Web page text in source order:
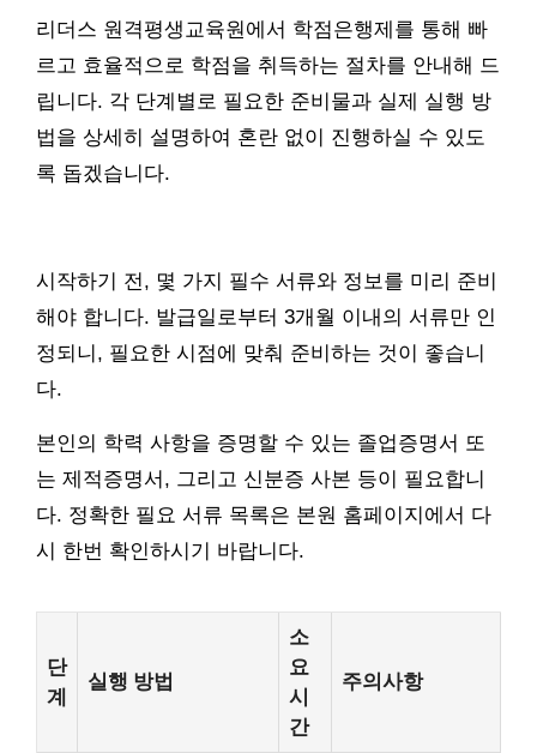
리더스 원격평생교육원에서 학점은행제를 통해 빠
르고 효율적으로 학점을 취득하는 절차를 안내해 드
립니다. 각 단계별로 필요한 준비물과 실제 실행 방
법을 상세히 설명하여 혼란 없이 진행하실 수 있도
록 돕겠습니다.
시작하기 전, 몇 가지 필수 서류와 정보를 미리 준비
해야 합니다. 발급일로부터 3개월 이내의 서류만 인
정되니, 필요한 시점에 맞춰 준비하는 것이 좋습니
다.
본인의 학력 사항을 증명할 수 있는 졸업증명서 또
는 제적증명서, 그리고 신분증 사본 등이 필요합니
다. 정확한 필요 서류 목록은 본원 홈페이지에서 다
시 한번 확인하시기 바랍니다.
단
계
실행 방법
소
요
시
간
주의사항